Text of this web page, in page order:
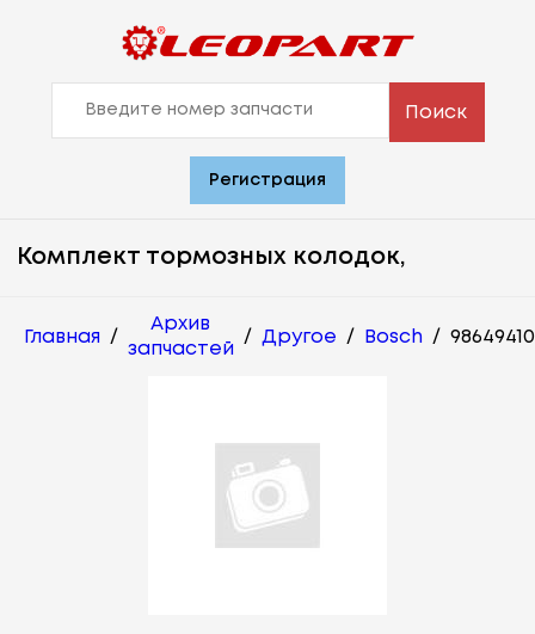
Поиск
Регистрация
Комплект тормозных колодок,
Главная /
Архив
запчастей
/ Другое / Bosch /